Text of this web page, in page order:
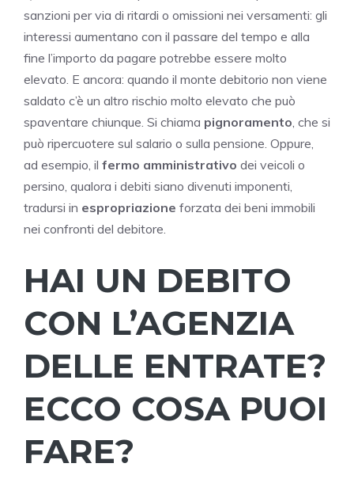
sanzioni per via di ritardi o omissioni nei versamenti: gli
interessi aumentano con il passare del tempo e alla
fine l’importo da pagare potrebbe essere molto
elevato. E ancora: quando il monte debitorio non viene
saldato c’è un altro rischio molto elevato che può
spaventare chiunque. Si chiama pignoramento, che si
può ripercuotere sul salario o sulla pensione. Oppure,
ad esempio, il fermo amministrativo dei veicoli o
persino, qualora i debiti siano divenuti imponenti,
tradursi in espropriazione forzata dei beni immobili
nei confronti del debitore.
HAI UN DEBITO
CON L’AGENZIA
DELLE ENTRATE?
ECCO COSA PUOI
FARE?